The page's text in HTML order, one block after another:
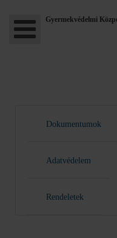
Gyermekvédelmi
Dokumentumok
Adatvédelem
Rendeletek